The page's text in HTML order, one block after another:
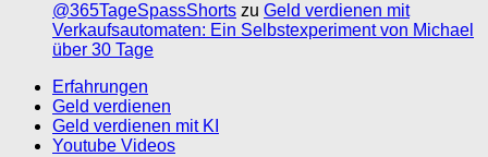
@365TageSpassShorts zu Geld verdienen mit
Verkaufsautomaten: Ein Selbstexperiment von Michael
über 30 Tage
Erfahrungen
Geld verdienen
Geld verdienen mit KI
Youtube Videos